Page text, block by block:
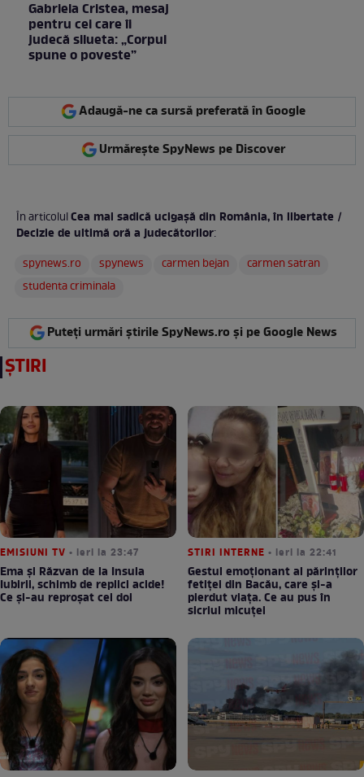
Gabriela Cristea, mesaj
pentru cei care îi
judecă silueta: „Corpul
spune o poveste”
Adaugă-ne ca sursă preferată în Google
Urmărește SpyNews pe Discover
În articolulCea mai sadică ucigașă din România, în libertate /
Decizie de ultimă oră a judecătorilor:
spynews.ro
spynews carmen bejan
carmen satran
studenta criminala
Puteți urmări știrile SpyNews.ro și pe Google News
ȘTIRI
EMISIUNI TV • ieri la 23:47
Ema și Răzvan de la Insula
Iubirii, schimb de replici acide!
Ce și-au reproșat cei doi
STIRI INTERNE • ieri la 22:41
Gestul emoționant al părinților
fetiței din Bacău, care și-a
pierdut viața. Ce au pus în
sicriul micuței